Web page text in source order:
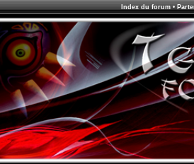
Index du forum•